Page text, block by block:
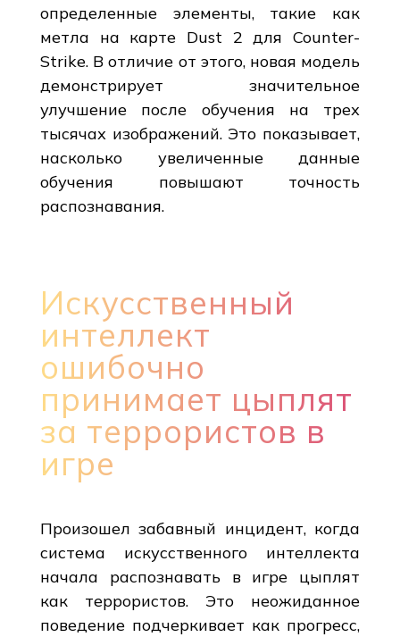
определенные элементы, такие как
метла на карте Dust 2 для Counter-
Strike. В отличие от этого, новая модель
демонстрирует значительное
улучшение после обучения на трех
тысячах изображений. Это показывает,
насколько увеличенные данные
обучения повышают точность
распознавания.
Искусственный
интеллект
ошибочно
принимает цыплят
за террористов в
игре
Произошел забавный инцидент, когда
система искусственного интеллекта
начала распознавать в игре цыплят
как террористов. Это неожиданное
поведение подчеркивает как прогресс,